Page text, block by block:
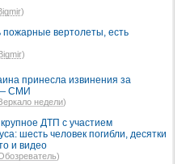
)
пожарные вертолеты, есть
Bigmir)
принесла извинения за
— СМИ
недели)
ДТП с участием
шесть человек погибли, десятки
и видео
)